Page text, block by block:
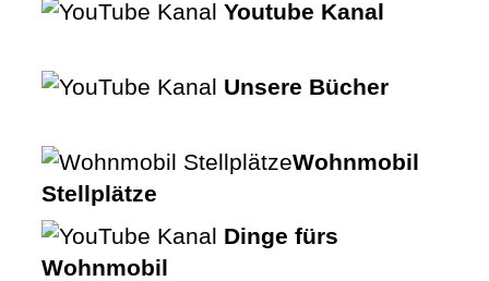
Youtube Kanal
Unsere Bücher
Wohnmobil
Stellplätze
Dinge fürs
Wohnmobil